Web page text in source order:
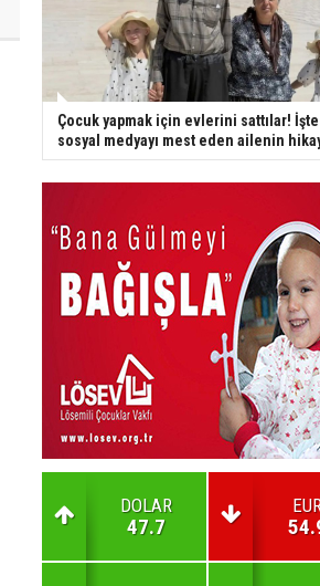
Çocuk yapmak için evlerini sattılar! İşte
sosyal medyayı mest eden ailenin
DOLAR
47.7